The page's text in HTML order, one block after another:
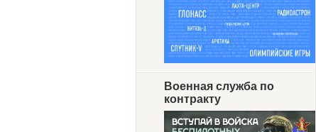
Военная служба по
контракту